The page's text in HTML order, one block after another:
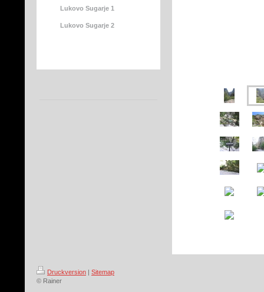
Lukovo Sugarje 1
Lukovo Sugarje 2
Druckversion | Sitemap
© Rainer